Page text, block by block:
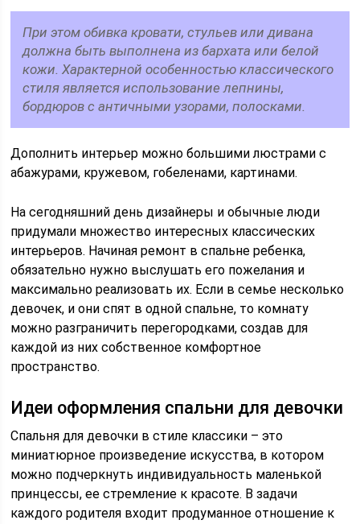
При этом обивка кровати, стульев или дивана
должна быть выполнена из бархата или белой
кожи. Характерной особенностью классического
стиля является использование лепнины,
бордюров с античными узорами, полосками.
Дополнить интерьер можно большими люстрами с
абажурами, кружевом, гобеленами, картинами.
На сегодняшний день дизайнеры и обычные люди
придумали множество интересных классических
интерьеров. Начиная ремонт в спальне ребенка,
обязательно нужно выслушать его пожелания и
максимально реализовать их. Если в семье несколько
девочек, и они спят в одной спальне, то комнату
можно разграничить перегородками, создав для
каждой из них собственное комфортное
пространство.
Идеи оформления спальни для девочки
Спальня для девочки в стиле классики – это
миниатюрное произведение искусства, в котором
можно подчеркнуть индивидуальность маленькой
принцессы, ее стремление к красоте. В задачи
каждого родителя входит продуманное отношение к